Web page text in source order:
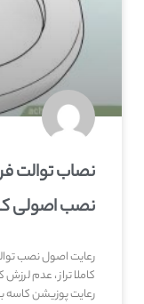
نصاب توالت
نصب اصولی
رعایت اصول نصب
کاملا تراز ، عدم
رعایت پوزیشن کاسه